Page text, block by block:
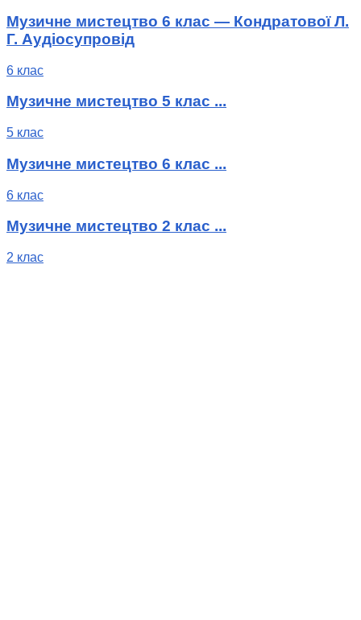
Музичне мистецтво 6 клас — Кондратової Л.
Г. Аудіосупровід
6 клас
Музичне мистецтво 5 клас ...
5 клас
Музичне мистецтво 6 клас ...
6 клас
Музичне мистецтво 2 клас ...
2 клас